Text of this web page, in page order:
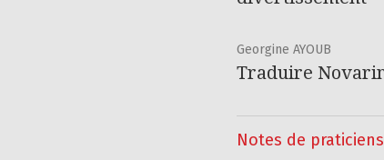
Georgine AYOUB
Traduire
Notes de praticiens